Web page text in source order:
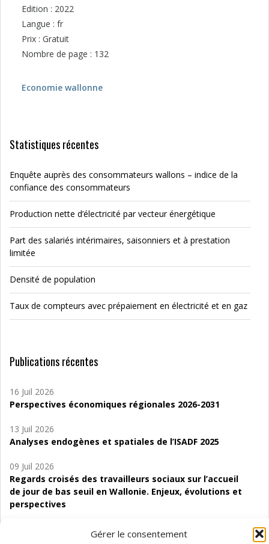
Gérer le consentement
Edition : 2022
Langue : fr
Prix : Gratuit
Nombre de page : 132
Economie wallonne
Statistiques récentes
Enquête auprès des consommateurs wallons – indice de la
confiance des consommateurs
Production nette d’électricité par vecteur énergétique
Part des salariés intérimaires, saisonniers et à prestation
limitée
Densité de population
Taux de compteurs avec prépaiement en électricité et en gaz
Publications récentes
16 Juil 2026
Perspectives économiques régionales 2026-2031
13 Juil 2026
Analyses endogènes et spatiales de l’ISADF 2025
09 Juil 2026
Regards croisés des travailleurs sociaux sur l’accueil
de jour de bas seuil en Wallonie. Enjeux, évolutions et
perspectives
Étude d’évaluabilité des Structures